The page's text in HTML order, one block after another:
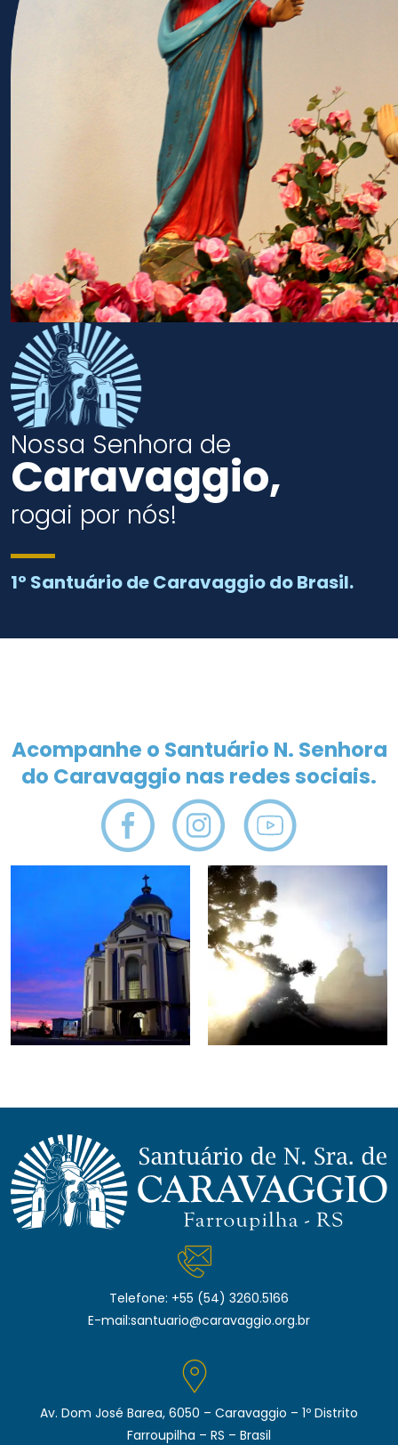
Nossa Senhora de
Caravaggio,
rogai por nós!
1º Santuário de Caravaggio do Brasil.
Acompanhe o Santuário N. Senhora
do Caravaggio nas redes sociais.
Telefone: +55 (54) 3260.5166
E-mail:santuario@caravaggio.org.br
Av. Dom José Barea, 6050 – Caravaggio – 1º Distrito
Farroupilha – RS – Brasil